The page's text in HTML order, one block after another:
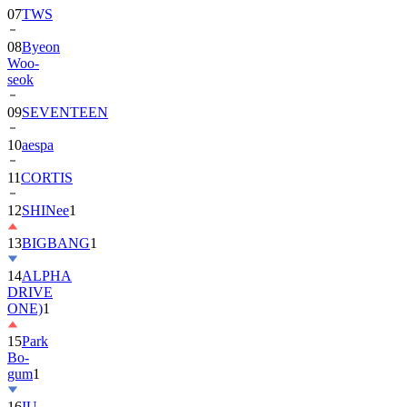
08Byeon
Woo-
seok
09SEVENTEEN
10aespa
11CORTIS
12SHINee1
13BIGBANG
14ALPHA
DRIVE
ONE)1
15Park
Bo-
gum1
16IU